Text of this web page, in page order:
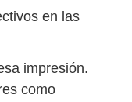
en las
impresión.
como